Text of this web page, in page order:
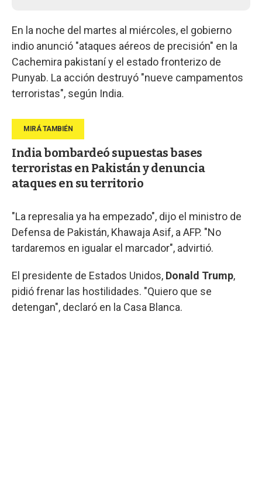
En la noche del martes al miércoles, el gobierno
indio anunció "ataques aéreos de precisión" en la
Cachemira pakistaní y el estado fronterizo de
Punyab. La acción destruyó "nueve campamentos
terroristas", según India.
India bombardeó supuestas bases
terroristas en Pakistán y denuncia
ataques en su territorio
"La represalia ya ha empezado", dijo el ministro de
Defensa de Pakistán, Khawaja Asif, a AFP. "No
tardaremos en igualar el marcador", advirtió.
El presidente de Estados Unidos, Donald Trump,
pidió frenar las hostilidades. "Quiero que se
detengan", declaró en la Casa Blanca.